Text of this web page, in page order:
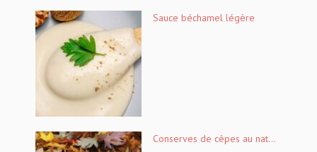
Sauce béchamel légère
Conserves de cèpes au nat...